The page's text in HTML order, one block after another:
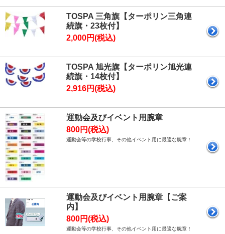
TOSPA 三角旗【ターポリン三角連
続旗・23枚付】
2,000円(税込)
TOSPA 旭光旗【ターポリン旭光連
続旗・14枚付】
2,916円(税込)
運動会及びイベント用腕章
800円(税込)
運動会等の学校行事、その他イベント用に最適な腕章！
運動会及びイベント用腕章【ご案
内】
800円(税込)
運動会等の学校行事、その他イベント用に最適な腕章！